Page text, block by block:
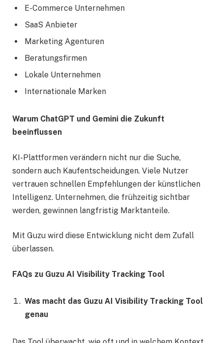
E-Commerce Unternehmen
SaaS Anbieter
Marketing Agenturen
Beratungsfirmen
Lokale Unternehmen
Internationale Marken
Warum ChatGPT und Gemini die Zukunft
beeinflussen
KI-Plattformen verändern nicht nur die Suche,
sondern auch Kaufentscheidungen. Viele Nutzer
vertrauen schnellen Empfehlungen der künstlichen
Intelligenz. Unternehmen, die frühzeitig sichtbar
werden, gewinnen langfristig Marktanteile.
Mit Guzu wird diese Entwicklung nicht dem Zufall
überlassen.
FAQs zu Guzu AI Visibility Tracking Tool
Was macht das Guzu AI Visibility Tracking Tool
genau